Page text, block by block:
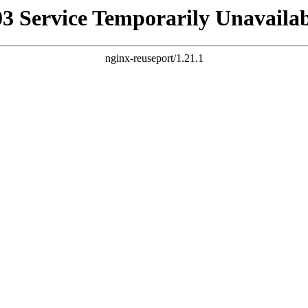
Service Temporarily
nginx-reuseport/1.21.1